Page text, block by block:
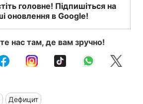
головне! Підпишіться на
оновлення в Google!
нас там, де вам зручно!
Дефицит